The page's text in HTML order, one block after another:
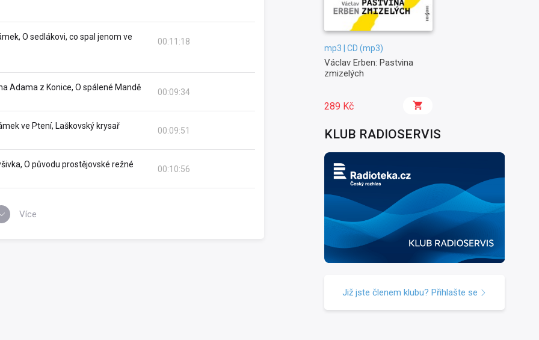
O sedlákovi, co spal jenom ve
00:11:18
Adama z Konice, O spálené Mandě 00:09:34
ve Ptení, Laškovský krysař 00:09:51
O původu prostějovské režné 00:10:56
Více
mp3 | CD (mp3)
Václav Erben: Pastvina
zmizelých
289 Kč
KLUB RADIOSERVIS
Již jste členem klubu? Přihlašte se